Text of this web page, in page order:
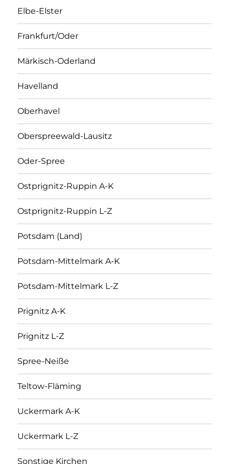
Elbe-Elster
Frankfurt/Oder
Märkisch-Oderland
Havelland
Oberhavel
Oberspreewald-Lausitz
Oder-Spree
Ostprignitz-Ruppin A-K
Ostprignitz-Ruppin L-Z
Potsdam (Land)
Potsdam-Mittelmark A-K
Potsdam-Mittelmark L-Z
Prignitz A-K
Prignitz L-Z
Spree-Neiße
Teltow-Fläming
Uckermark A-K
Uckermark L-Z
Sonstige Kirchen